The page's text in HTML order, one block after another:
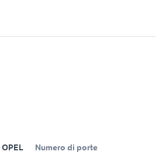
OPEL
Numero di porte